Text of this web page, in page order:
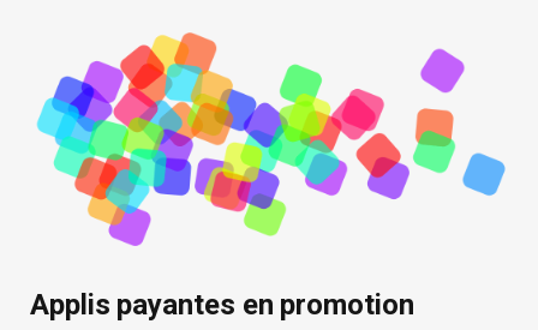
Applis payantes en promotion